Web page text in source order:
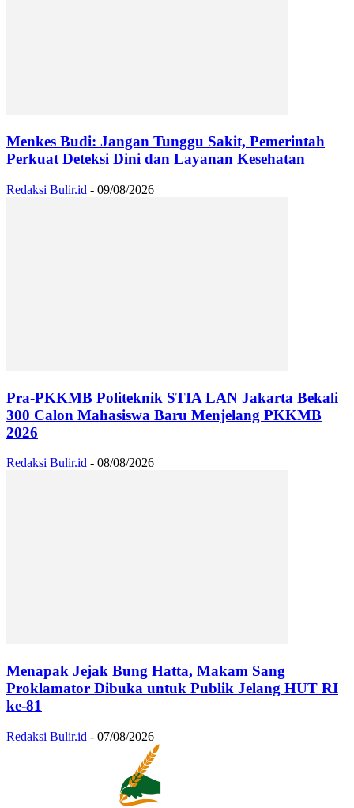
Menkes Budi: Jangan Tunggu Sakit, Pemerintah
Perkuat Deteksi Dini dan Layanan Kesehatan
Redaksi Bulir.id - 09/08/2026
Pra-PKKMB Politeknik STIA LAN Jakarta Bekali
300 Calon Mahasiswa Baru Menjelang PKKMB
2026
Redaksi Bulir.id - 08/08/2026
Menapak Jejak Bung Hatta, Makam Sang
Proklamator Dibuka untuk Publik Jelang HUT RI
ke-81
Redaksi Bulir.id - 07/08/2026